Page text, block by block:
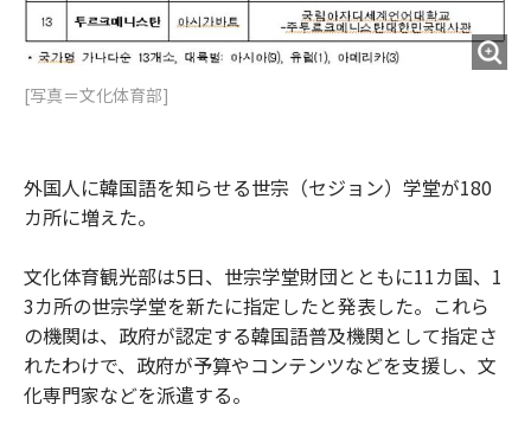
[写真＝文化体育部]
外国人に韓国語を知らせる世宗（セジョン）学堂が180
カ所に増えた。
文化体育観光部は5日、世宗学堂財団とともに11カ国、1
3カ所の世宗学堂を新たに指定したと発表した。これら
の機関は、政府が認定する韓国語普及機関として指定さ
れたわけで、政府が予算やコンテンツなどを支援し、文
化専門家などを派遣する。